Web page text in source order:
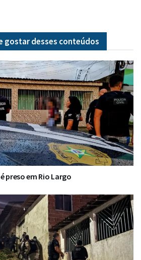
gostar desses conteúdos
preso em Rio Largo